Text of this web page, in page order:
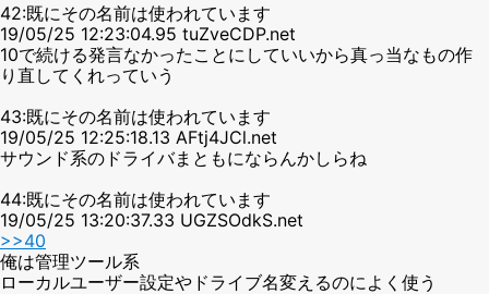
42:既にその名前は使われています
19/05/25 12:23:04.95 tuZveCDP.net
10で続ける発言なかったことにしていいから真っ当なもの作
り直してくれっていう
43:既にその名前は使われています
19/05/25 12:25:18.13 AFtj4JCl.net
サウンド系のドライバまともにならんかしらね
44:既にその名前は使われています
19/05/25 13:20:37.33 UGZSOdkS.net
>>40
俺は管理ツール系
ローカルユーザー設定やドライブ名変えるのによく使う